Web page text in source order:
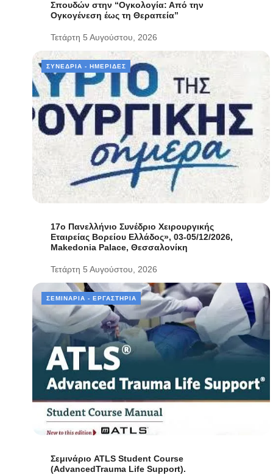
Σπουδών στην “Ογκολογία: Από την
Ογκογένεση έως τη Θεραπεία”
Τετάρτη 5 Αυγούστου, 2026
ΣΥΝΈΔΡΙΑ - ΗΜΕΡΊΔΕΣ
17ο Πανελλήνιο Συνέδριο Χειρουργικής
Εταιρείας Βορείου Ελλάδος», 03-05/12/2026,
Makedonia Palace, Θεσσαλονίκη
Τετάρτη 5 Αυγούστου, 2026
ΣΕΜΙΝΆΡΙΑ - ΕΡΓΑΣΤΉΡΙΑ
Σεμινάριο ATLS Student Course
(AdvancedTrauma Life Support).